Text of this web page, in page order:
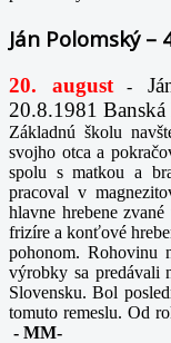
Ján Polomský –
20. august-
20.8.1981 Banská
Základnú školu
svojho otca a
spolu s matkou a
pracoval v
hlavne hrebene
frizíre a konťové
pohonom. Rohovinu
výrobky sa predávali
Slovensku. Bol
tomuto remeslu. Od
- MM-